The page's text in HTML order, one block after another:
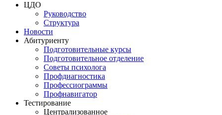
ЦДО
Руководство
Структура
Новости
Абитуриенту
Подготовительные курсы
Подготовительное отделение
Советы психолога
Профдиагностика
Профессиограммы
Профнавигатор
Тестирование
Централизованное